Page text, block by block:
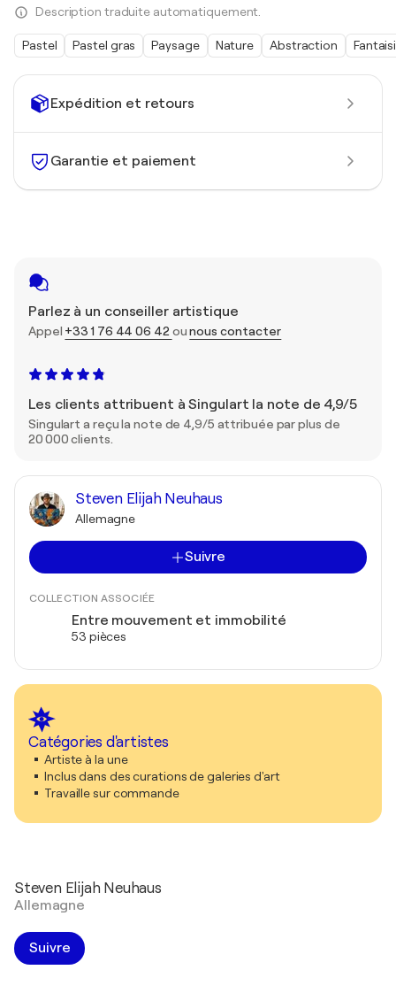
Expédition et retours
Garantie et paiement
Parlez à un conseiller artistique
Appel +33 1 76 44 06 42 ounous contacter
Les clients attribuent à Singulart la note de 4,9/5
Singulart a reçu la note de 4,9/5 attribuée par plus de
20 000 clients.
Steven Elijah Neuhaus
Allemagne
Suivre
COLLECTION ASSOCIÉE
Entre mouvement et immobilité
53 pièces
Catégories d'artistes
Artiste à la une
Inclus dans des curations de galeries d'art
Travaille sur commande
Description traduite automatiquement.
Pastel Pastel gras Paysage Nature Abstraction
Steven Elijah Neuhaus
Allemagne
Suivre